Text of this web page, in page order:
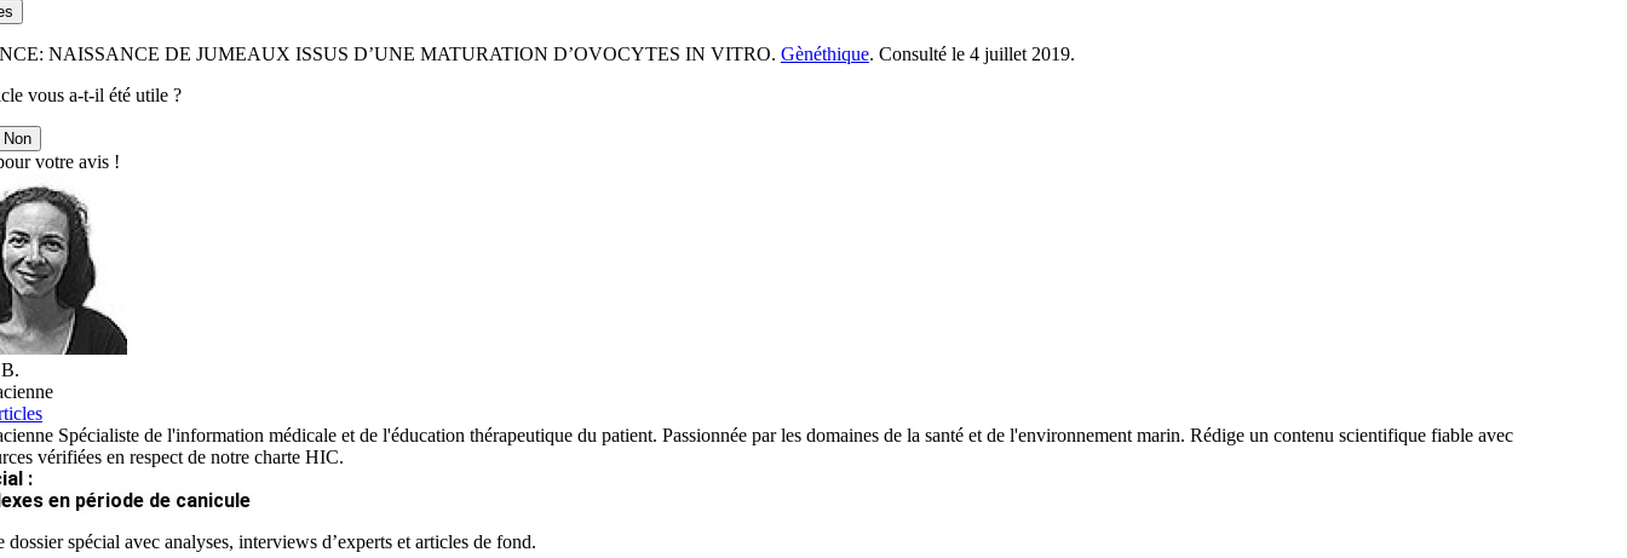
NAISSANCE DE JUMEAUX ISSUS D’UNE MATURATION D’OVOCYTES IN VITRO. Gènéthique. Consulté le 4 juillet 2019.
vous a-t-il été utile ?
Non
votre avis !
Spécialiste de l'information médicale et de l'éducation thérapeutique du patient. Passionnée par les domaines de la santé et de l'environnement marin. Rédige un contenu scientifique fiable avec
vérifiées en respect de notre charte HIC.
:
en période de canicule
dossier spécial avec analyses, interviews d’experts et articles de fond.